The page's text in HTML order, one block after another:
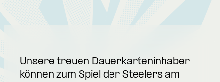
Unsere treuen Dauerkarteninhaber
können zum Spiel der Steelers am